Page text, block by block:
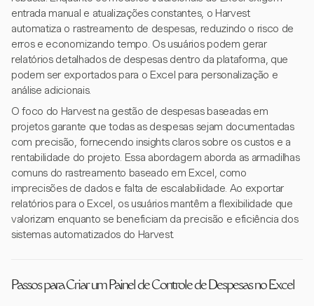
entrada manual e atualizações constantes, o Harvest
automatiza o rastreamento de despesas, reduzindo o risco de
erros e economizando tempo. Os usuários podem gerar
relatórios detalhados de despesas dentro da plataforma, que
podem ser exportados para o Excel para personalização e
análise adicionais.
O foco do Harvest na gestão de despesas baseadas em
projetos garante que todas as despesas sejam documentadas
com precisão, fornecendo insights claros sobre os custos e a
rentabilidade do projeto. Essa abordagem aborda as armadilhas
comuns do rastreamento baseado em Excel, como
imprecisões de dados e falta de escalabilidade. Ao exportar
relatórios para o Excel, os usuários mantêm a flexibilidade que
valorizam enquanto se beneficiam da precisão e eficiência dos
sistemas automatizados do Harvest.
Passos para Criar um Painel de Controle de Despesas no Excel